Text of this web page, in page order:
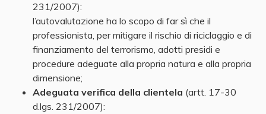
231/2007):
l’autovalutazione ha lo scopo di far sì che il
professionista, per mitigare il rischio di riciclaggio e di
finanziamento del terrorismo, adotti presidi e
procedure adeguate alla propria natura e alla propria
dimensione;
Adeguata verifica della clientela (artt. 17-30
d.lgs. 231/2007):